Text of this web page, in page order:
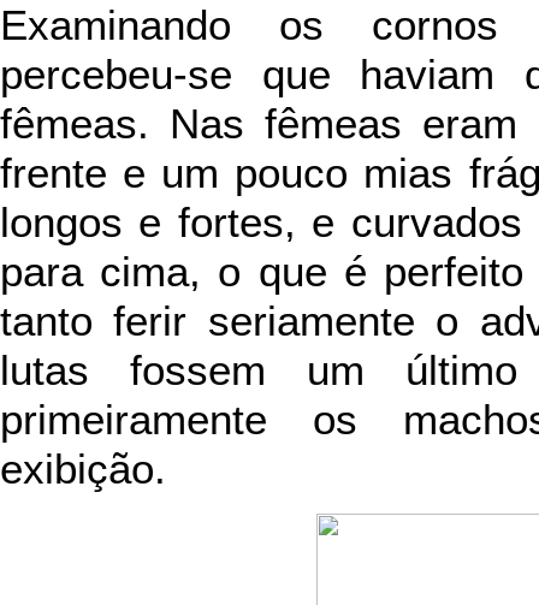
Examinando os
percebeu-se que haviam
fêmeas. Nas fêmeas
frente e um pouco mias
longos e fortes, e
para cima, o que é
tanto ferir seriamente o
lutas fossem um último
primeiramente os
exibição.